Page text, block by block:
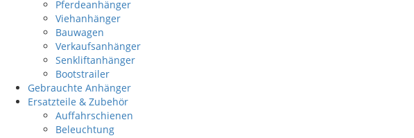
Pferdeanhänger
Viehanhänger
Bauwagen
Verkaufsanhänger
Senkliftanhänger
Bootstrailer
Gebrauchte Anhänger
Ersatzteile & Zubehör
Auffahrschienen
Beleuchtung